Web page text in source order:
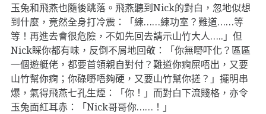
玉兔和飛燕也隨後跳落。飛燕聽到Nick的對白，忽地似想
到什麼，竟然全身打冷震：「練……練功室？難道……等
等！再進去會很危險，不如先回去請示山竹大人…..」但
Nick睬你都有味，反倒不屑地回敬：「你無嘢吓化？區區
一個遊艇佬，都要首領親自對付？難道你痾屎唔出，又要
山竹幫你痾；你碌嘢唔夠硬，又要山竹幫你搓？」擺明串
爆，氣得飛燕七孔生煙：「你！」而對白下流賤格，亦令
玉兔面紅耳赤：「Nick哥哥你……！」